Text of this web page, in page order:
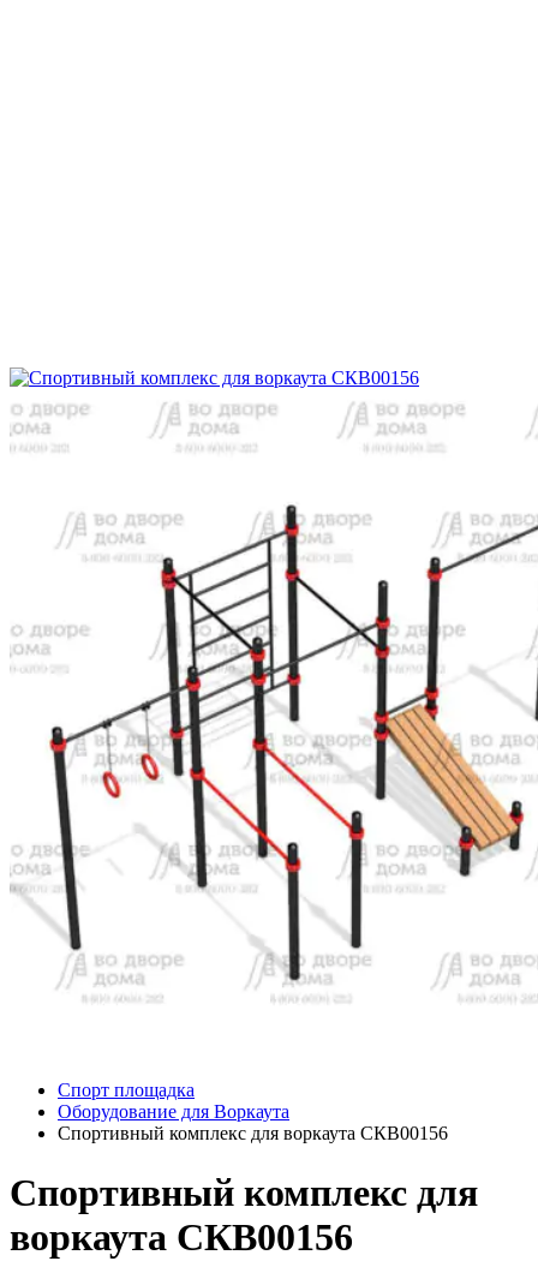
Спорт площадка
Оборудование для Воркаута
Спортивный комплекс для воркаута СКВ00156
Спортивный комплекс для
воркаута СКВ00156